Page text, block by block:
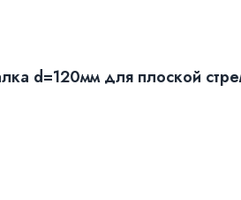
d=120мм для плоской